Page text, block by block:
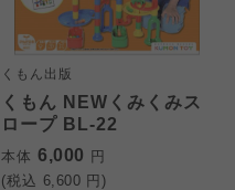
くもん出版
くもん NEWくみくみス
ロープ BL-22
本体 6,000 円
(税込 6,600 円)